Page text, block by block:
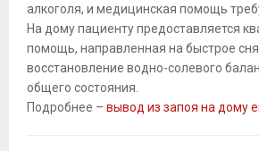
алкоголя, и медицинская помощь
На дому пациенту предоставляется
помощь, направленная на быстрое
восстановление водно-солевого
общего состояния.
Подробнее – вывод из запоя на дому